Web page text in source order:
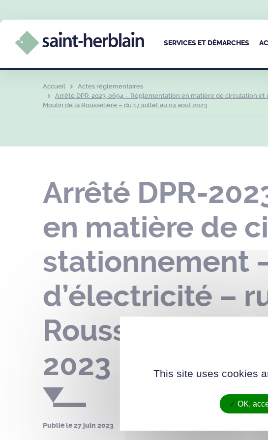
SERVICES ET DÉMARCHES
Accueil
Actes réglementaires
Arrêté DPR-2023-0694 – Réglementation en matière de circulation
Moulin de la Rousselière – du 17 juillet au 04 août 2023
Arrêté DPR-
en matière de
stationnement
d’électricité –
Rousselière –
2023
Publié le27 juin 2023
This site uses cookies
OK,